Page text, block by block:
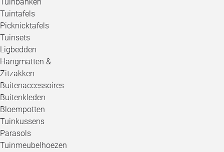
Tuintafels
Picknicktafels
Tuinsets
Ligbedden
Hangmatten &
Zitzakken
Buitenaccessoires
Buitenkleden
Bloempotten
Tuinkussens
Parasols
Tuinmeubelhoezen